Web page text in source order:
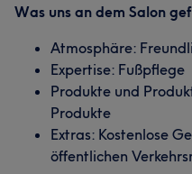
Was uns an dem Salon
Atmosphäre:
Expertise: Fußpflege
Produkte und
Produkte
Extras: Kostenlose
öffentlichen